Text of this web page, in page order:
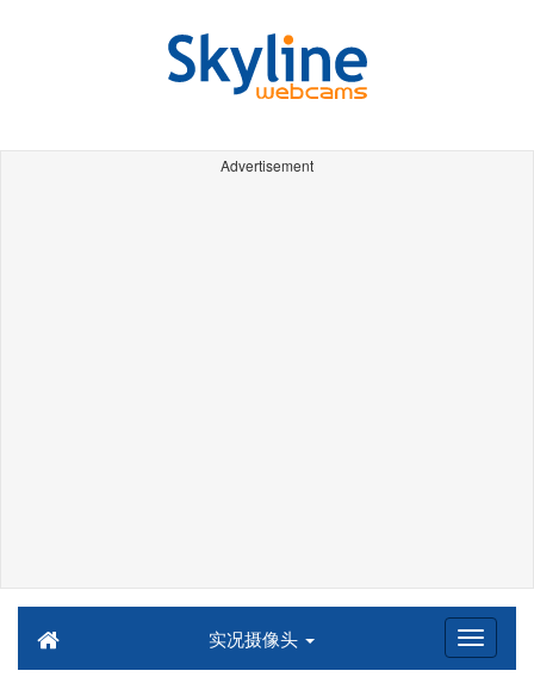
Advertisement
实况摄像头